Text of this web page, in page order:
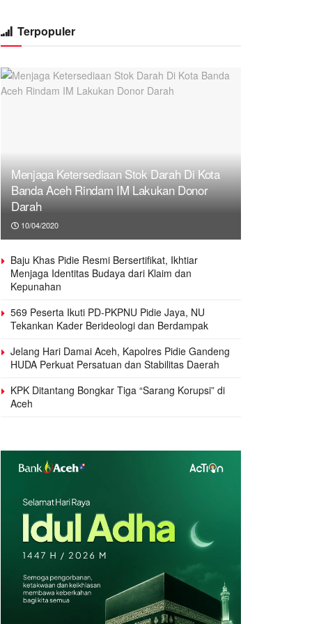
Terpopuler
Menjaga Ketersediaan Stok Darah Di Kota
Banda Aceh Rindam IM Lakukan Donor
Darah
10/04/2020
Baju Khas Pidie Resmi Bersertifikat, Ikhtiar
Menjaga Identitas Budaya dari Klaim dan
Kepunahan
569 Peserta Ikuti PD-PKPNU Pidie Jaya, NU
Tekankan Kader Berideologi dan Berdampak
Jelang Hari Damai Aceh, Kapolres Pidie Gandeng
HUDA Perkuat Persatuan dan Stabilitas Daerah
KPK Ditantang Bongkar Tiga “Sarang Korupsi” di
Aceh